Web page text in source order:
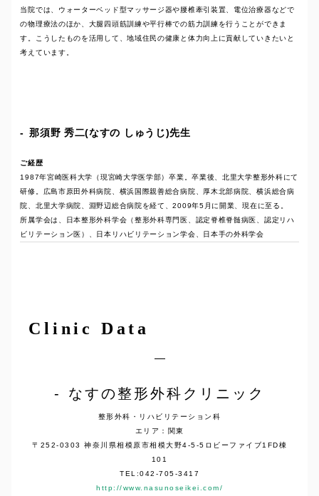
当院では、ウォーターベッド型マッサージ器や腰椎牽引装置、電位治療器などで
の物理療法のほか、大腿四頭筋訓練や平行棒での筋力訓練を行うことができま
す。こうしたものを活用して、地域住民の健康と体力向上に貢献していきたいと
考えています。
那須野 秀二(なすの しゅうじ)先生
ご経歴
1987年宮崎医科大学（現宮崎大学医学部）卒業。卒業後、北里大学整形外科にて
研修。広島市原田外科病院、横浜国際親善総合病院、厚木北部病院、横浜総合病
院、北里大学病院、淵野辺総合病院を経て、2009年5月に開業、現在に至る。
所属学会は、日本整形外科学会（整形外科専門医、認定脊椎脊髄病医、認定リハ
ビリテーション医）、日本リハビリテーション学会、日本手の外科学会
Clinic Data
なすの整形外科クリニック
整形外科・リハビリテーション科
エリア：関東
〒252-0303 神奈川県相模原市相模大野4-5-5ロビーファイブ1FD棟
101
TEL:042-705-3417
http://www.nasunoseikei.com/